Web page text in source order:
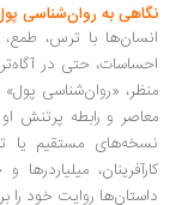
به روان‌شناسی پول |
با ترس، طمع،
حتی در آگاه‌ترین
«روان‌شناسی پول» بیش از
و رابطه پرتنش او با
مستقیم یا
میلیاردرها و
روایت خود را